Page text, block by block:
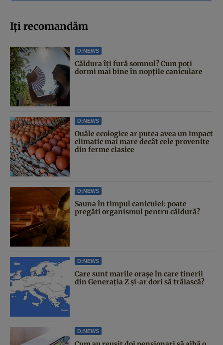
Iți recomandăm
D:NEWS
Căldura îți fură somnul? Cum poți
dormi mai bine în nopțile caniculare
D:NEWS
Ouăle ecologice ar putea avea un impact
climatic mai mare decât cele provenite
din ferme clasice
D:NEWS
Sauna în timpul caniculei: poate
pregăti organismul pentru căldură?
D:NEWS
Care sunt marile orașe în care tinerii
din Generația Z și-ar dori să trăiască?
D:NEWS